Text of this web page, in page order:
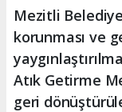
Mezitli
korunması ve
Atık Getirme
geri